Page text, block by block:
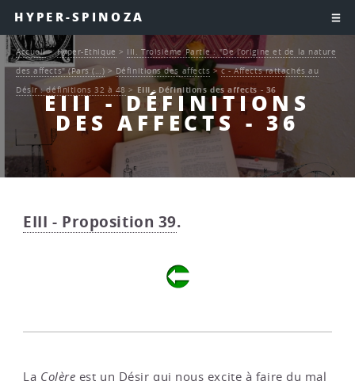
HYPER-SPINOZA
EIII - DÉFINITIONS
DES AFFECTS - 36
Accueil>Hyper-Ethique > III. Troisième Partie : "De l’origine et de la nature
des affects" (Pars (…) > Définitions des affects >c - Affects rattachés au
Désir : définitions 32 à 48 > EIII - Définitions des affects - 36
EIII - Proposition 39.
La Colère est un Désir qui nous excite à faire du mal